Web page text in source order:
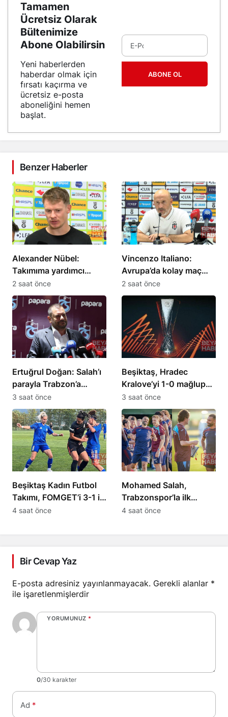
Tamamen
Ücretsiz Olarak
Bültenimize
Abone Olabilirsin
Yeni haberlerden
haberdar olmak için
fırsatı kaçırma ve
ücretsiz e-posta
aboneliğini hemen
başlat.
ABONE OL
Benzer Haberler
Alexander Nübel:
Takımıma yardımcı
olmak için elimden
geleni yapacağım
2 saat önce
Vincenzo Italiano:
Avrupa’da kolay maç
olmadığını gördük
2 saat önce
Ertuğrul Doğan: Salah’ı
parayla Trabzon’a
getiremezsiniz
3 saat önce
Beşiktaş, Hradec
Kralove’yi 1-0 mağlup
etti
3 saat önce
Beşiktaş Kadın Futbol
Takımı, FOMGET’i 3-1 ile
geçti
4 saat önce
Mohamed Salah,
Trabzonspor’la ilk
antrenmanına çıktı
4 saat önce
Bir Cevap Yaz
E-posta adresiniz yayınlanmayacak. Gerekli alanlar *
ile işaretlenmişlerdir
YORUMUNUZ *
0/30 karakter
Ad *